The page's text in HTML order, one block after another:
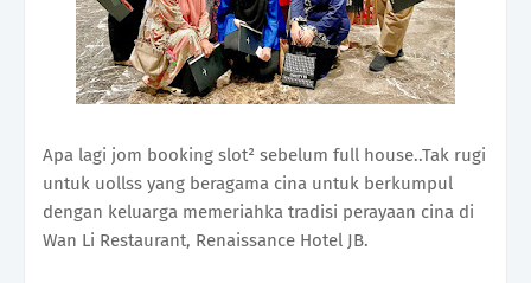
Apa lagi jom booking slot² sebelum full house..Tak rugi
untuk uollss yang beragama cina untuk berkumpul
dengan keluarga memeriahka tradisi perayaan cina di
Wan Li Restaurant, Renaissance Hotel JB.